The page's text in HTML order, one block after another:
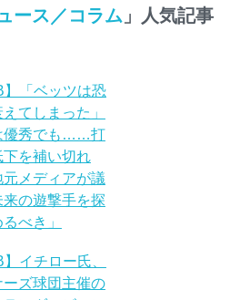
ース／コラム 」人気記事
】「ベッツは恐
てしまった」
優秀でも……打
下を補い切れ
メディアが議
の遊撃手を探
べき」
】イチロー氏、
ーズ球団主催の